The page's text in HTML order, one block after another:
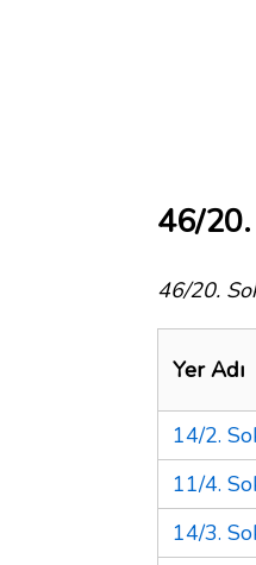
46/20.
46/20.
Yer Adı
14/2.
11/4.
14/3.